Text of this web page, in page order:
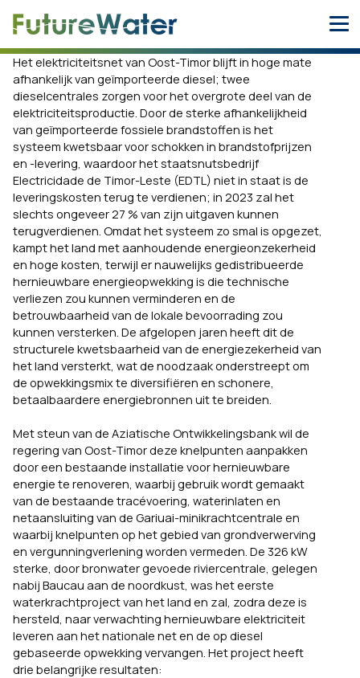
Het elektriciteitsnet van Oost-Timor blijft in hoge mate
afhankelijk van geïmporteerde diesel; twee
dieselcentrales zorgen voor het overgrote deel van de
elektriciteitsproductie. Door de sterke afhankelijkheid
van geïmporteerde fossiele brandstoffen is het
systeem kwetsbaar voor schokken in brandstofprijzen
en -levering, waardoor het staatsnutsbedrijf
Electricidade de Timor-Leste (EDTL) niet in staat is de
leveringskosten terug te verdienen; in 2023 zal het
slechts ongeveer 27 % van zijn uitgaven kunnen
terugverdienen. Omdat het systeem zo smal is opgezet,
kampt het land met aanhoudende energieonzekerheid
en hoge kosten, terwijl er nauwelijks gedistribueerde
hernieuwbare energieopwekking is die technische
verliezen zou kunnen verminderen en de
betrouwbaarheid van de lokale bevoorrading zou
kunnen versterken. De afgelopen jaren heeft dit de
structurele kwetsbaarheid van de energiezekerheid van
het land versterkt, wat de noodzaak onderstreept om
de opwekkingsmix te diversifiëren en schonere,
betaalbaardere energiebronnen uit te breiden.
Met steun van de Aziatische Ontwikkelingsbank wil de
regering van Oost-Timor deze knelpunten aanpakken
door een bestaande installatie voor hernieuwbare
energie te renoveren, waarbij gebruik wordt gemaakt
van de bestaande tracévoering, waterinlaten en
netaansluiting van de Gariuai-minikrachtcentrale en
waarbij knelpunten op het gebied van grondverwerving
en vergunningverlening worden vermeden. De 326 kW
sterke, door bronwater gevoede riviercentrale, gelegen
nabij Baucau aan de noordkust, was het eerste
waterkrachtproject van het land en zal, zodra deze is
hersteld, naar verwachting hernieuwbare elektriciteit
leveren aan het nationale net en de op diesel
gebaseerde opwekking vervangen. Het project heeft
drie belangrijke resultaten: